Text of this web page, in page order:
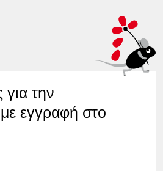
την
με εγγραφή στο